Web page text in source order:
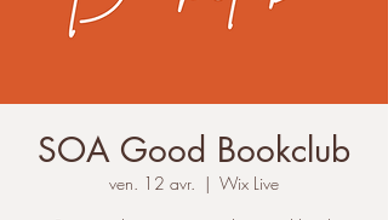
SOA Good Bookclub
ven. 12 avr.
  |
Wix Live